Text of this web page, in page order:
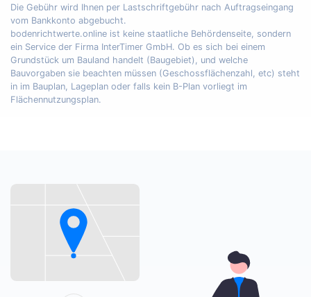
Die Gebühr wird Ihnen per Lastschriftgebühr nach Auftragseingang
vom Bankkonto abgebucht.
bodenrichtwerte.online ist keine staatliche Behördenseite, sondern
ein Service der Firma InterTimer GmbH. Ob es sich bei einem
Grundstück um Bauland handelt (Baugebiet), und welche
Bauvorgaben sie beachten müssen (Geschossflächenzahl, etc) steht
in im Bauplan, Lageplan oder falls kein B-Plan vorliegt im
Flächennutzungsplan.